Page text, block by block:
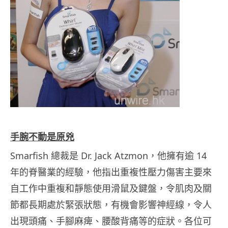
手腕不動是原兇
Smarfish 總裁是 Dr. Jack Atzmon，他擁有逾 14
年的脊醫業的經驗，他指出重複性壓力傷害主要來
自工作中重複和靜態使用滑鼠及鍵盤，令肌肉及關
節都長期處於緊張狀態，有機會影響神經線，令人
出現頭痛、手腳麻痺、腰酸背痛等的症狀。各位可